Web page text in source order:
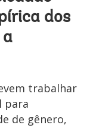
dos
a
trabalhar
para
de gênero,